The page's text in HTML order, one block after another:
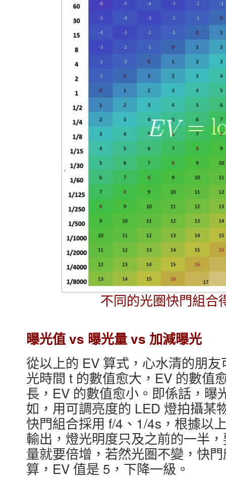
不同的光圏快門組合
曝光值 vs 曝光量 vs 加減曝光
從以上的 EV 算式，心水清的朋
光時間 t 的數值愈大，EV 的數值
長，EV 的數值愈小。即係話，曝
如，用可調亮度的 LED 燈拍攝某
快門組合採用 f/4、1/4s，根據以
輸出，燈光明度只及之前的一半
量就要倍增，若然光圏不變，快
算，EV 值是 5，下降一級。